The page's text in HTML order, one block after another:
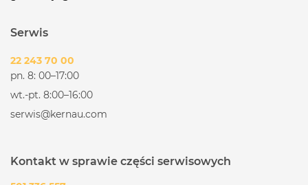
Serwis
22 243 70 00
pn. 8: 00–17:00
wt.-pt. 8:00–16:00
serwis@kernau.com
Kontakt w sprawie części serwisowych